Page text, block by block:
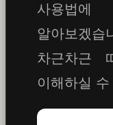
사용
알아보
차근차근
이해하실